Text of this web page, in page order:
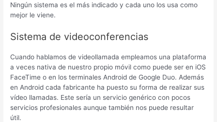
Ningún sistema es el más indicado y cada uno los usa como
mejor le viene.
Sistema de videoconferencias
Cuando hablamos de videollamada empleamos una plataforma
a veces nativa de nuestro propio móvil como puede ser en iOS
FaceTime o en los terminales Android de Google Duo. Además
en Android cada fabricante ha puesto su forma de realizar sus
vídeo llamadas. Este sería un servicio genérico con pocos
servicios profesionales aunque también nos puede resultar
útil.